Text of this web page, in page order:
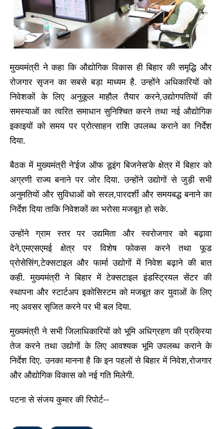
मुख्यमंत्री ने कहा कि औद्योगिक विकास ही बिहार की समृद्धि और
रोजगार सृजन का सबसे बड़ा माध्यम है. उन्होंने अधिकारियों को
निवेशकों के लिए अनुकूल माहौल तैयार करने,उद्योगपतियों की
समस्याओं का त्वरित समाधान सुनिश्चित करने तथा नई औद्योगिक
इकाइयों को समय पर प्रोत्साहन राशि उपलब्ध कराने का निर्देश
दिया.
बैठक में मुख्यमंत्री ने‘ईज ऑफ डूइंग बिजनेस’के क्षेत्र में बिहार को
अग्रणी राज्य बनाने पर जोर दिया. उन्होंने उद्योगों से जुड़ी सभी
अनुमतियों और सुविधाओं को सरल,पारदर्शी और समयबद्ध बनाने का
निर्देश दिया ताकि निवेशकों का भरोसा मजबूत हो सके.
उन्होंने ग्राम स्तर पर उद्यमिता और स्वरोजगार को बढ़ावा
देने,एमएसएमई क्षेत्र पर विशेष फोकस करने तथा फूड
प्रोसेसिंग,टेक्सटाइल और फार्मा उद्योगों में निवेश बढ़ाने की बात
कही. मुख्यमंत्री ने बिहार में टेक्सटाइल इंडस्ट्रियल सेंटर की
स्थापना और स्टार्टअप इकोसिस्टम को मजबूत कर युवाओं के लिए
नए अवसर सृजित करने पर भी बल दिया.
मुख्यमंत्री ने सभी जिलाधिकारियों को भूमि अधिग्रहण की प्रक्रिया
तेज करने तथा उद्योगों के लिए आवश्यक भूमि उपलब्ध कराने के
निर्देश दिए. उनका मानना है कि इन पहलों से बिहार में निवेश,रोजगार
और औद्योगिक विकास को नई गति मिलेगी.
पटना से संजय कुमार की रिपोर्ट--